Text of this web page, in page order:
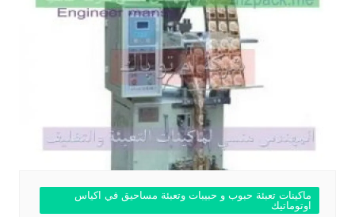
ماكينات تعبئة حبوب و حبيبات وتعبئة مساحيق في اكياس
اوتوماتيك